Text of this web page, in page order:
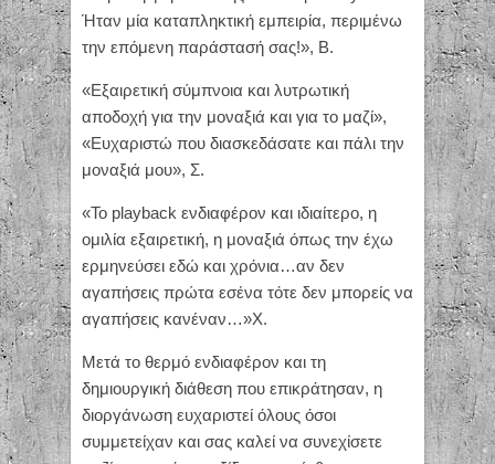
Ήταν μία καταπληκτική εμπειρία, περιμένω
την επόμενη παράστασή σας!», Β.
«Εξαιρετική σύμπνοια και λυτρωτική
αποδοχή για την μοναξιά και για το μαζί»,
«Ευχαριστώ που διασκεδάσατε και πάλι την
μοναξιά μου», Σ.
«Το playback ενδιαφέρον και ιδιαίτερο, η
ομιλία εξαιρετική, η μοναξιά όπως την έχω
ερμηνεύσει εδώ και χρόνια…αν δεν
αγαπήσεις πρώτα εσένα τότε δεν μπορείς να
αγαπήσεις κανέναν…»Χ.
Μετά το θερμό ενδιαφέρον και τη
δημιουργική διάθεση που επικράτησαν, η
διοργάνωση ευχαριστεί όλους όσοι
συμμετείχαν και σας καλεί να συνεχίσετε